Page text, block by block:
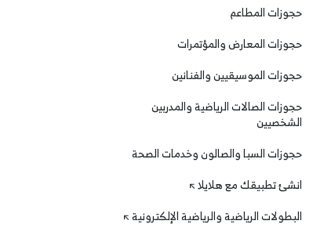
حجوزات المطاعم
حجوزات المعارض والمؤتمرات
حجوزات الموسيقيين والفنانين
حجوزات الصالات الرياضية والمدربين
الشخصيين
حجوزات السبا والصالون وخدمات الصحة
انشئ تطبيقك مع هلايلا
البطولات الرياضية والرياضية الإلكترونية